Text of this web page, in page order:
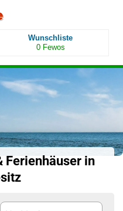
Wunschliste
0 Fewos
Ferienhäuser in